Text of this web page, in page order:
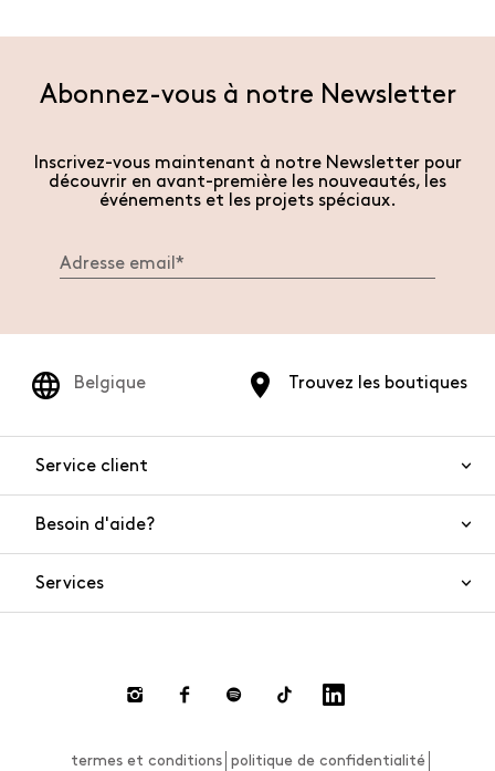
Abonnez-vous à notre Newsletter
Inscrivez-vous maintenant à notre Newsletter pour
découvrir en avant-première les nouveautés, les
événements et les projets spéciaux.
Trouvez les boutiques
Belgique
Service client
Besoin d'aide?
Paiement
Services
Smart Shopping
termes et conditions politique de confidentialité